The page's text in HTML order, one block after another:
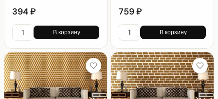
394 ₽
В корзину
759 ₽
В корзину